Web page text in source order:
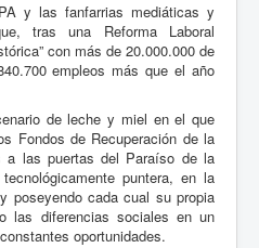
y las fanfarrias mediáticas y
tras una Reforma Laboral
con más de 20.000.000 de
empleos más que el año
de leche y miel en el que
Fondos de Recuperación de la
a las puertas del Paraíso de la
puntera, en la
poseyendo cada cual su propia
las diferencias sociales en un
oportunidades.